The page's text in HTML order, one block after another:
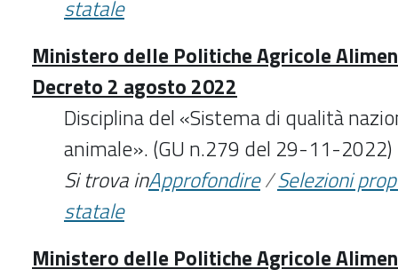
statale
Ministero delle Politiche Agricole
Decreto 2 agosto 2022
Disciplina del «Sistema di qualità
animale». (GU n.279 del 29-11-2022)
Si trova inApprofondire/Selezioni
statale
Ministero delle Politiche Agricole